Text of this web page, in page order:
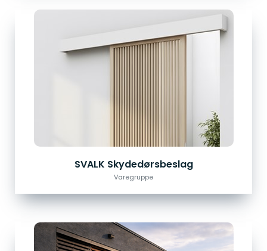
SVALK Skydedørsbeslag
Varegruppe